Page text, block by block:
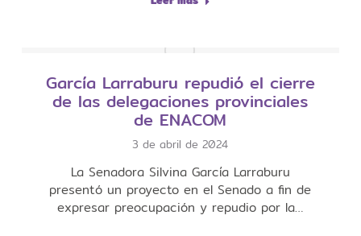
García Larraburu repudió el cierre
de las delegaciones provinciales
de ENACOM
3 de abril de 2024
La Senadora Silvina García Larraburu
presentó un proyecto en el Senado a fin de
expresar preocupación y repudio por la…